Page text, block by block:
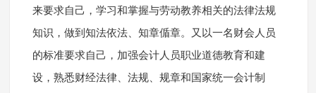
来要求自己，学习和掌握与劳动教养相关的法律法规
知识，做到知法依法、知章偱章。又以一名财会人员
的标准要求自己，加强会计人员职业道德教育和建
设，熟悉财经法律、法规、规章和国家统一会计制